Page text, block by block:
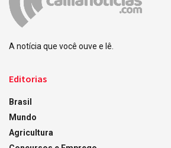
A notícia que você ouve e lê.
Editorias
Brasil
Mundo
Agricultura